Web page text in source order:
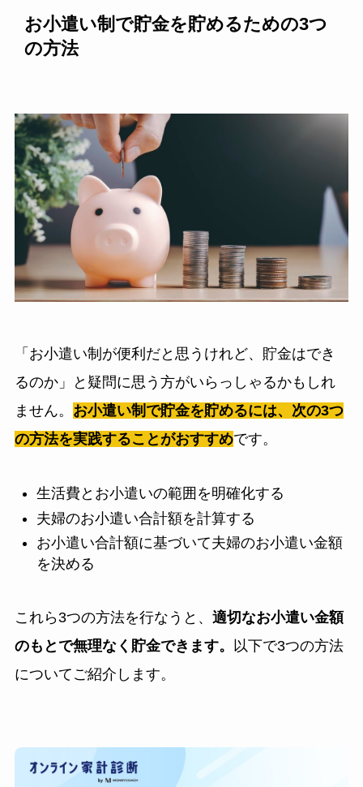
お小遣い制で貯金を貯めるための3つ
の方法
「お小遣い制が便利だと思うけれど、貯金はでき
るのか」と疑問に思う方がいらっしゃるかもしれ
ません。 お小遣い制で貯金を貯めるには、次の3つ
の方法を実践することがおすすめです。
生活費とお小遣いの範囲を明確化する
夫婦のお小遣い合計額を計算する
お小遣い合計額に基づいて夫婦のお小遣い金額
を決める
これら3つの方法を行なうと、 適切なお小遣い金額
のもとで無理なく貯金できます。
以下で3つの方法
についてご紹介します。